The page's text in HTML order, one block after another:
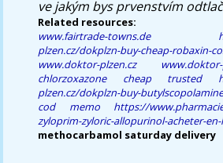
ve jakým bys prvenstvím
Related resources:
www.fairtrade-towns.de
plzen.cz/dokplzn-buy-cheap-robaxin-
www.doktor-plzen.cz
chlorzoxazone cheap trusted
plzen.cz/dokplzn-buy-
cod
memo
https://
zyloprim-zyloric-allopurinol-acheter-
methocarbamol saturday delivery